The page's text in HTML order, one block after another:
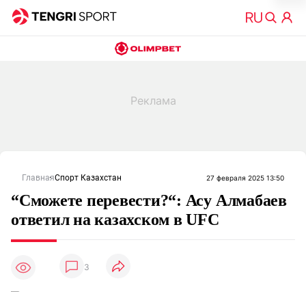
ГлавнаяСпорт Казахстан 27 февраля 2025 13:50
“Сможете перевести?“: Асу Алмабаев
ответил на казахском в UFC
3